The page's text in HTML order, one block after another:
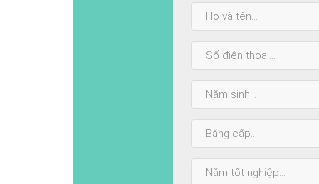
sinh:
cấp
nhất: